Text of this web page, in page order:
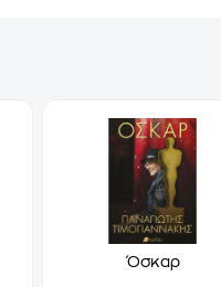
Όσκαρ